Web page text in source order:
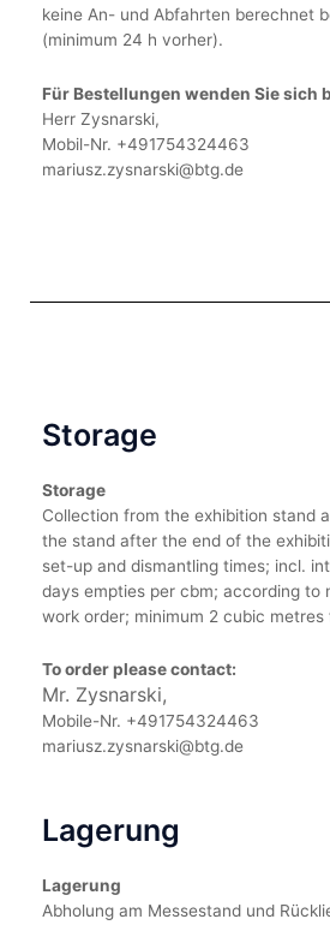
keine An- und Abfahrten berechnet
(minimum 24 h vorher).
Für Bestellungen wenden Sie sich
Herr Zysnarski,
Mobil-Nr. +491754324463
mariusz.zysnarski@btg.de
Storage
Storage
Collection from the exhibition stand
the stand after the end of the
set-up and dismantling times; incl.
days empties per cbm; according to
work order; minimum 2 cubic
To order please contact:
Mr. Zysnarski,
Mobile-Nr. +491754324463
mariusz.zysnarski@btg.de
Lagerung
Lagerung
Abholung am Messestand und